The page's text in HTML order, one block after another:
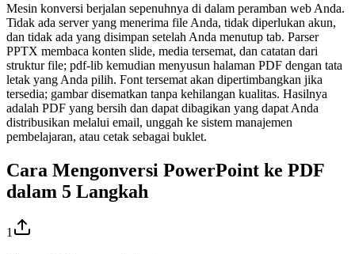
Mesin konversi berjalan sepenuhnya di dalam peramban web Anda.
Tidak ada server yang menerima file Anda, tidak diperlukan akun,
dan tidak ada yang disimpan setelah Anda menutup tab. Parser
PPTX membaca konten slide, media tersemat, dan catatan dari
struktur file; pdf-lib kemudian menyusun halaman PDF dengan tata
letak yang Anda pilih. Font tersemat akan dipertimbangkan jika
tersedia; gambar disematkan tanpa kehilangan kualitas. Hasilnya
adalah PDF yang bersih dan dapat dibagikan yang dapat Anda
distribusikan melalui email, unggah ke sistem manajemen
pembelajaran, atau cetak sebagai buklet.
Cara Mengonversi PowerPoint ke PDF
dalam 5 Langkah
1